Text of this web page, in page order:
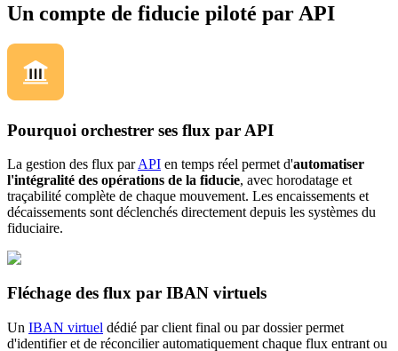
Un compte de fiducie piloté par API
Pourquoi orchestrer ses flux par API
La gestion des flux parAPI en temps réel permet d'automatiser
l'intégralité des opérations de la fiducie, avec horodatage et
traçabilité complète de chaque mouvement. Les encaissements et
décaissements sont déclenchés directement depuis les systèmes du
fiduciaire.
Fléchage des flux par IBAN virtuels
Un IBAN virtuel dédié par client final ou par dossier permet
d'identifier et de réconcilier automatiquement chaque flux entrant ou